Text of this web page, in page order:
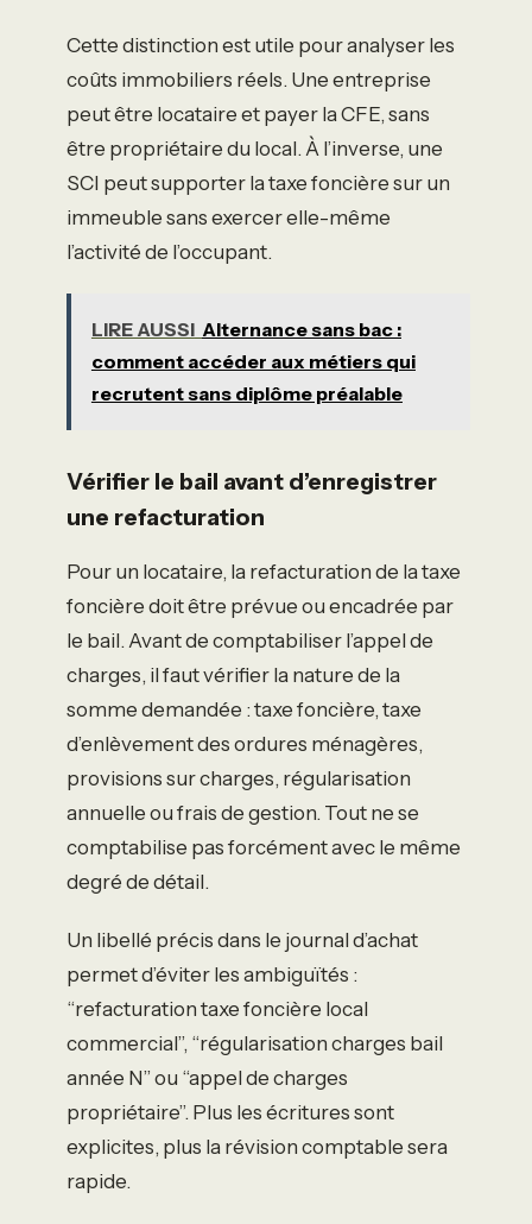
Cette distinction est utile pour analyser les
coûts immobiliers réels. Une entreprise
peut être locataire et payer la CFE, sans
être propriétaire du local. À l’inverse, une
SCI peut supporter la taxe foncière sur un
immeuble sans exercer elle-même
l’activité de l’occupant.
LIRE AUSSI Alternance sans bac :
comment accéder aux métiers qui
recrutent sans diplôme préalable
Vérifier le bail avant d’enregistrer
une refacturation
Pour un locataire, la refacturation de la taxe
foncière doit être prévue ou encadrée par
le bail. Avant de comptabiliser l’appel de
charges, il faut vérifier la nature de la
somme demandée : taxe foncière, taxe
d’enlèvement des ordures ménagères,
provisions sur charges, régularisation
annuelle ou frais de gestion. Tout ne se
comptabilise pas forcément avec le même
degré de détail.
Un libellé précis dans le journal d’achat
permet d’éviter les ambiguïtés :
“refacturation taxe foncière local
commercial”, “régularisation charges bail
année N” ou “appel de charges
propriétaire”. Plus les écritures sont
explicites, plus la révision comptable sera
rapide.